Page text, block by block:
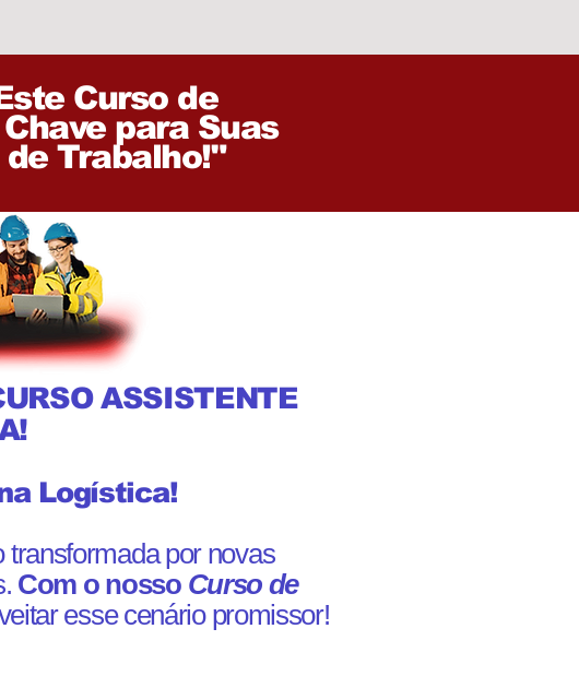
Curso de
para Suas
Trabalho!"
ASSISTENTE
Logística!
transformada por novas
Com o nosso Curso de
esse cenário promissor!